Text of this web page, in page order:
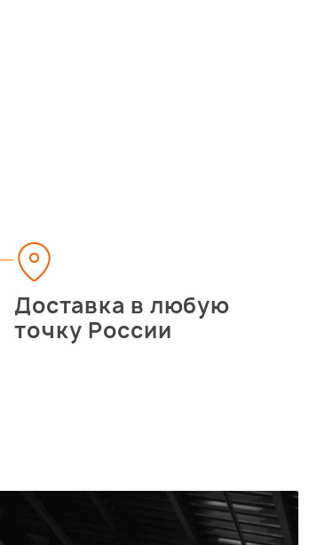
Доставка в любую
точку России